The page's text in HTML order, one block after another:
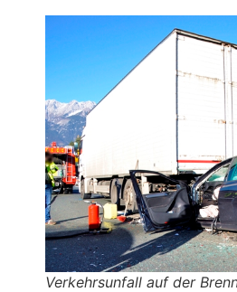
Verkehrsunfall auf der